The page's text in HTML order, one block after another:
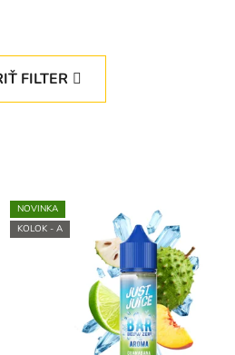
FILTER
NOVINKA
KOLOK - A